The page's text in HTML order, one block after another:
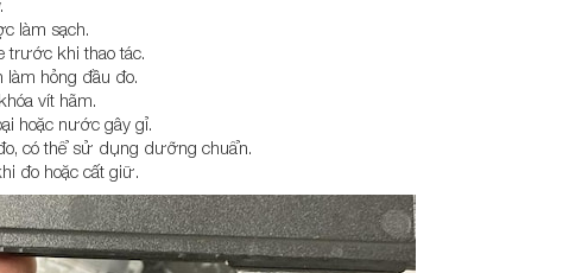
làm sạch.
trước khi thao tác.
làm hỏng đầu đo.
vít hãm.
hoặc nước gây gỉ.
có thể sử dụng dưỡng chuẩn.
đo hoặc cất giữ.